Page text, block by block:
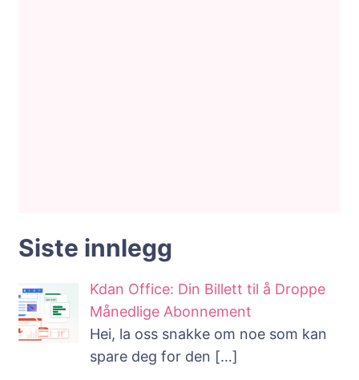
Siste innlegg
Kdan Office: Din Billett til å Droppe
Månedlige Abonnement
Hei, la oss snakke om noe som kan
spare deg for den […]